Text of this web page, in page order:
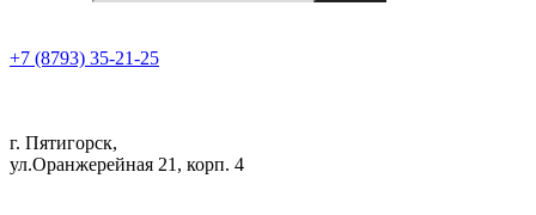
+7 (8793) 35-21-25
г. Пятигорск,
ул.Оранжерейная 21, корп. 4